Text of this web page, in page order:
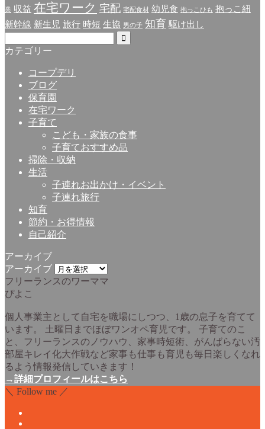
業 収益 在宅ワーク 宅配 宅配食材 幼児食 抱っこひも 抱っこ紐
新幹線 新生児 旅行 時短 生協 男の子 知育 駆け出し
カテゴリー
コープデリ
ブログ
保育園
在宅ワーク
子育て
こども・家族の食事
子育ておすすめ品
掃除・収納
生活
子連れお出かけ・イベント
子連れ旅行
知育
節約・お得情報
自己紹介
アーカイブ
アーカイブ
フリーランスのワーママ
ぴよこ
個人事業主として自宅を職場にしつつ、1歳の息子を育てて
います。 土曜日までほぼワンオペ育児です。 子育てのこ
と、フリーランスのノウハウ、家事時短術、がんばらない汚
部屋キレイ化大作戦など家事も仕事も育児も毎日楽しくなれ
るよう情報発信していきます！
→詳細プロフィールはこちら
＼ Follow me ／